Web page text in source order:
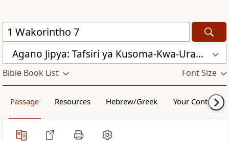
Agano Jipya: Tafsiri ya Kusoma-Kwa-Urahisi (TKU)
Bible Book List Font Size
Passage Resources Hebrew/Greek Your Content